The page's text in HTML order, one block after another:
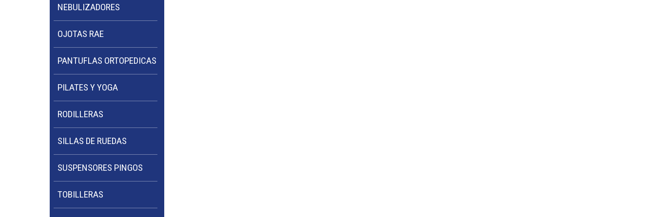
NEBULIZADORES
OJOTAS RAE
PANTUFLAS ORTOPEDICAS
PILATES Y YOGA
RODILLERAS
SILLAS DE RUEDAS
SUSPENSORES PINGOS
TOBILLERAS